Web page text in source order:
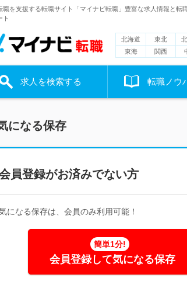
職を支援する転職サイト「マイナビ転職」豊富な求人情報と転
ト
北海道 東北
東海
関西
求人を検索する 転職ノウ
になる保存
員登録がお済みでない方
になる保存は、会員のみ利用可能！
簡単1分!
会員登録して気になる保存